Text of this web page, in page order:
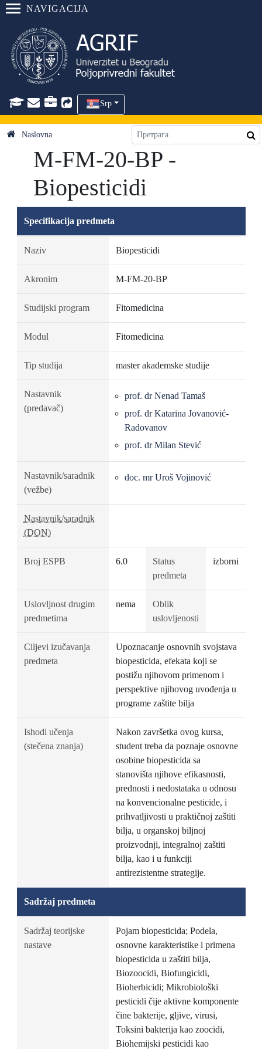
NAVIGACIJA
Srp
Naslovna
M-FM-20-BP -
Biopesticidi
Specifikacija predmeta
Naziv Biopesticidi
Akronim M-FM-20-BP
Studijski program Fitomedicina
Modul Fitomedicina
Tip studija master akademske studije
Nastavnik
(predavač)
prof. dr Nenad Tamaš
prof. dr Katarina Jovanović-
Radovanov
prof. dr Milan Stević
Nastavnik/saradnik
(vežbe)
doc. mr Uroš Vojinović
Nastavnik/saradnik
(DON)
Broj ESPB 6.0
Status
predmeta
izborni
Uslovljnost drugim
predmetima
nema
Oblik
uslovljenosti
Ciljevi izučavanja
predmeta
Upoznacanje osnovnih svojstava
biopesticida, efekata koji se
postižu njihovom primenom i
perspektive njihovog uvođenja u
programe zaštite bilja
Ishodi učenja
(stečena znanja)
Nakon završetka ovog kursa,
student treba da poznaje osnovne
osobine biopesticida sa
stanovišta njihove efikasnosti,
prednosti i nedostataka u odnosu
na konvencionalne pesticide, i
prihvatljivosti u praktičnoj zaštiti
bilja, u organskoj biljnoj
proizvodnji, integralnoj zaštiti
bilja, kao i u funkciji
antirezistentne strategije.
Sadržaj predmeta
Sadržaj teorijske
nastave
Pojam biopesticida; Podela,
osnovne karakteristike i primena
biopesticida u zaštiti bilja,
Biozoocidi, Biofungicidi,
Bioherbicidi; Mikrobiološki
pesticidi čije aktivne komponente
čine bakterije, gljive, virusi,
Toksini bakterija kao zoocidi,
Biohemijski pesticidi kao